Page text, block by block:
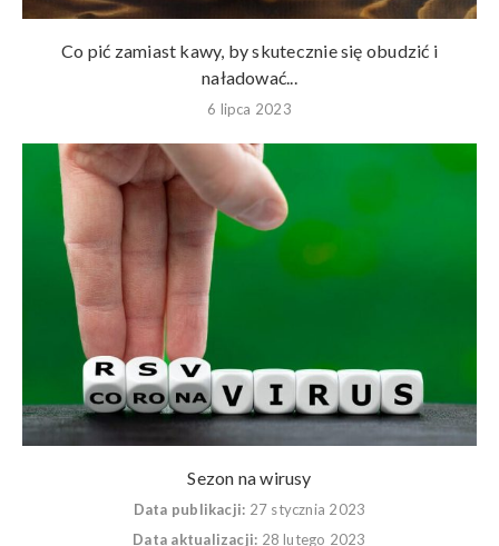
Co pić zamiast kawy, by skutecznie się obudzić i
naładować...
6 lipca 2023
Sezon na wirusy
Data publikacji: 27 stycznia 2023
Data aktualizacji: 28 lutego 2023